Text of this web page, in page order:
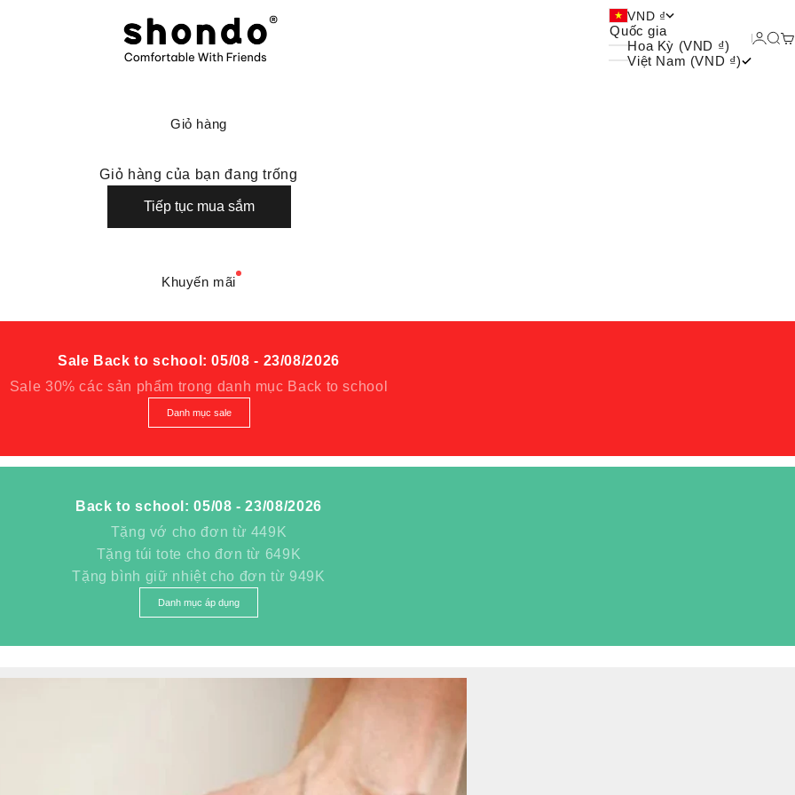
VND ₫
Quốc gia
Hoa Kỳ (VND ₫)
Việt Nam (VND ₫)
Đăng
Tìm
Giỏ hàng
Giỏ hàng của bạn đang trống
Tiếp tục mua sắm
Khuyến mãi
Sale Back to school: 05/08 - 23/08/2026
Sale 30% các sản phẩm trong danh mục Back to school
Danh mục sale
Back to school: 05/08 - 23/08/2026
Tặng vớ cho đơn từ 449K
Tặng túi tote cho đơn từ 649K
Tặng bình giữ nhiệt cho đơn từ 949K
Danh mục áp dụng